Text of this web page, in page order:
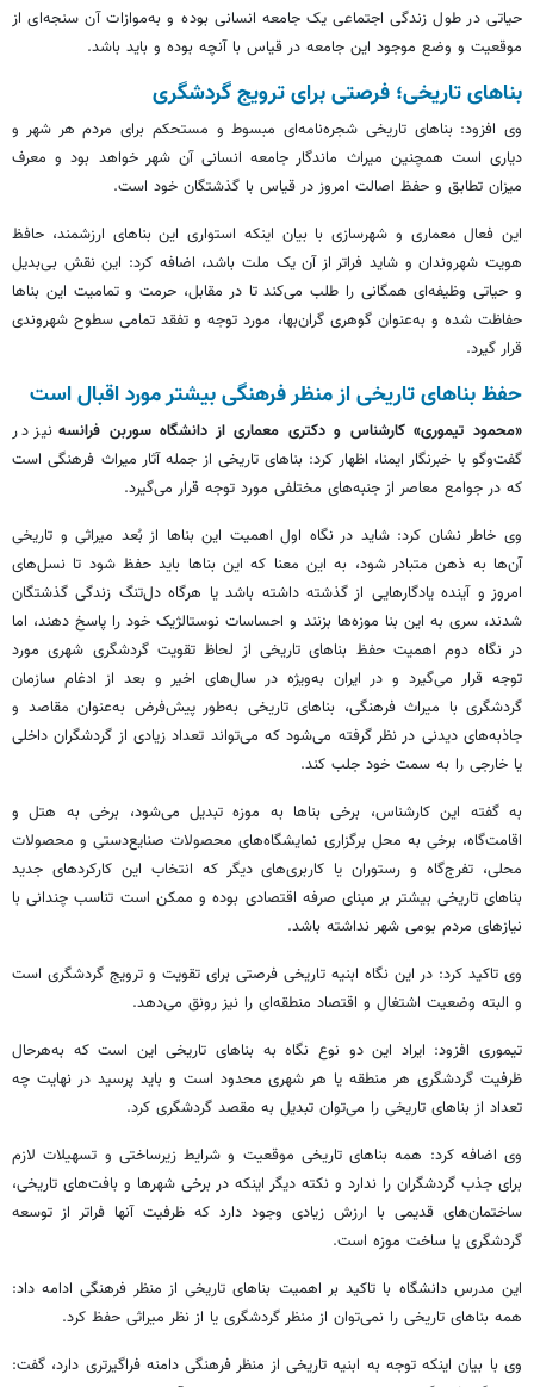
حیاتی در طول زندگی اجتماعی یک جامعه انسانی بوده و به‌موازات آن سنجه‌ای از
موقعیت و وضع موجود این جامعه در قیاس با آنچه بوده و باید باشد.
بناهای تاریخی؛ فرصتی برای ترویج گردشگری
وی افزود: بناهای تاریخی شجره‌نامه‌ای مبسوط و مستحکم برای مردم هر شهر و
دیاری است همچنین میراث ماندگار جامعه انسانی آن شهر خواهد بود و معرف
میزان تطابق و حفظ اصالت امروز در قیاس با گذشتگان خود است.
این فعال معماری و شهرسازی با بیان اینکه استواری این بناهای ارزشمند، حافظ
هویت شهروندان و شاید فراتر از آن یک ملت باشد، اضافه کرد: این نقش بی‌بدیل
و حیاتی وظیفه‌ای همگانی را طلب می‌کند تا در مقابل، حرمت و تمامیت این بناها
حفاظت شده و به‌عنوان گوهری گران‌بها، مورد توجه و تفقد تمامی سطوح شهروندی
قرار گیرد.
حفظ بناهای تاریخی از منظر فرهنگی بیشتر مورد اقبال است
«محمود تیموری» کارشناس و دکتری معماری از دانشگاه سوربن فرانسهنیز در
گفت‌وگو با خبرنگار ایمنا، اظهار کرد: بناهای تاریخی از جمله آثار میراث فرهنگی است
که در جوامع معاصر از جنبه‌های مختلفی مورد توجه قرار می‌گیرد.
وی خاطر نشان کرد: شاید در نگاه اول اهمیت این بناها از بُعد میراثی و تاریخی
آن‌ها به ذهن متبادر شود، به این معنا که این بناها باید حفظ شود تا نسل‌های
امروز و آینده یادگارهایی از گذشته داشته باشد یا هرگاه دل‌تنگ زندگی گذشتگان
شدند، سری به این بنا موزه‌ها بزنند و احساسات نوستالژیک خود را پاسخ دهند، اما
در نگاه دوم اهمیت حفظ بناهای تاریخی از لحاظ تقویت گردشگری شهری مورد
توجه قرار می‌گیرد و در ایران به‌ویژه در سال‌های اخیر و بعد از ادغام سازمان
گردشگری با میراث فرهنگی، بناهای تاریخی به‌طور پیش‌فرض به‌عنوان مقاصد و
جاذبه‌های دیدنی در نظر گرفته می‌شود که می‌تواند تعداد زیادی از گردشگران داخلی
یا خارجی را به سمت خود جلب کند.
به گفته این کارشناس، برخی بناها به موزه تبدیل می‌شود، برخی به هتل و
اقامت‌گاه، برخی به محل برگزاری نمایشگاه‌های محصولات صنایع‌دستی و محصولات
محلی، تفرج‌گاه و رستوران یا کاربری‌های دیگر که انتخاب این کارکردهای جدید
بناهای تاریخی بیشتر بر مبنای صرفه اقتصادی بوده و ممکن است تناسب چندانی با
نیازهای مردم بومی شهر نداشته باشد.
وی تاکید کرد: در این نگاه ابنیه تاریخی فرصتی برای تقویت و ترویج گردشگری است
و البته وضعیت اشتغال و اقتصاد منطقه‌ای را نیز رونق می‌دهد.
تیموری افزود: ایراد این دو نوع نگاه به بناهای تاریخی این است که به‌هرحال
ظرفیت گردشگری هر منطقه یا هر شهری محدود است و باید پرسید در نهایت چه
تعداد از بناهای تاریخی را می‌توان تبدیل به مقصد گردشگری کرد.
وی اضافه کرد: همه بناهای تاریخی موقعیت و شرایط زیرساختی و تسهیلات لازم
برای جذب گردشگران را ندارد و نکته دیگر اینکه در برخی شهرها و بافت‌های تاریخی،
ساختمان‌های قدیمی با ارزش زیادی وجود دارد که ظرفیت آنها فراتر از توسعه
گردشگری یا ساخت موزه است.
این مدرس دانشگاه با تاکید بر اهمیت بناهای تاریخی از منظر فرهنگی ادامه داد:
همه بناهای تاریخی را نمی‌توان از منظر گردشگری یا از نظر میراثی حفظ کرد.
وی با بیان اینکه توجه به ابنیه تاریخی از منظر فرهنگی دامنه فراگیرتری دارد، گفت: